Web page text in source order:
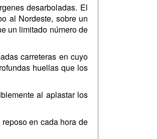
desarboladas. El
al Nordeste, sobre un
un limitado número de
carreteras en cuyo
huellas que los
al aplastar los
en cada hora de